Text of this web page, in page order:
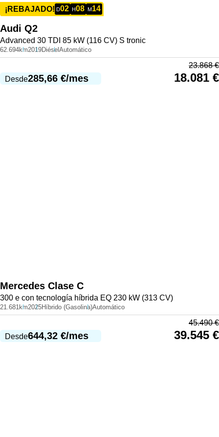
¡REBAJADO! D02 H08 M14
Audi Q2
Advanced 30 TDI 85 kW (116 CV) S tronic
62.694km2019Diésel Automático
Desde285,66 €/mes
23.868€
18.081 €
Mercedes Clase C
300 e con tecnología híbrida EQ 230 kW (313 CV)
21.681km2025Híbrido (Gasolina)Automático
Desde644,32 €/mes
45.490€
39.545 €